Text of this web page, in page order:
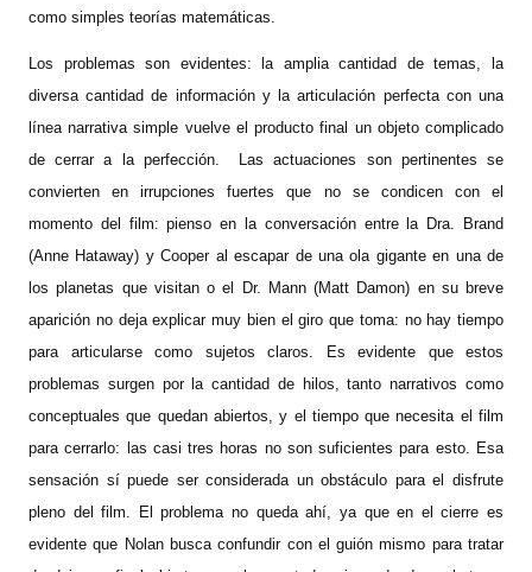
como simples teorías matemáticas.
Los problemas son evidentes: la amplia cantidad de temas, la
diversa cantidad de información y la articulación perfecta con una
línea narrativa simple vuelve el producto final un objeto complicado
de cerrar a la perfección. Las actuaciones son pertinentes se
convierten en irrupciones fuertes que no se condicen con el
momento del film: pienso en la conversación entre la Dra. Brand
(Anne Hataway) y Cooper al escapar de una ola gigante en una de
los planetas que visitan o el Dr. Mann (Matt Damon) en su breve
aparición no deja explicar muy bien el giro que toma: no hay tiempo
para articularse como sujetos claros. Es evidente que estos
problemas surgen por la cantidad de hilos, tanto narrativos como
conceptuales que quedan abiertos, y el tiempo que necesita el film
para cerrarlo: las casi tres horas no son suficientes para esto. Esa
sensación sí puede ser considerada un obstáculo para el disfrute
pleno del film. El problema no queda ahí, ya que en el cierre es
evidente que Nolan busca confundir con el guión mismo para tratar